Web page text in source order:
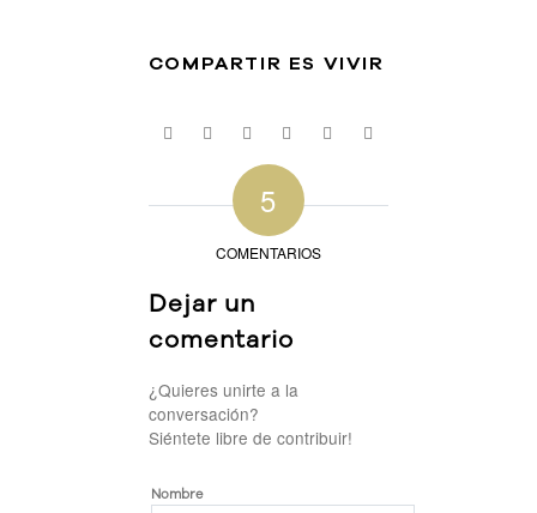
COMPARTIR ES VIVIR
5
COMENTARIOS
Dejar un
comentario
¿Quieres unirte a la
conversación?
Siéntete libre de contribuir!
Nombre